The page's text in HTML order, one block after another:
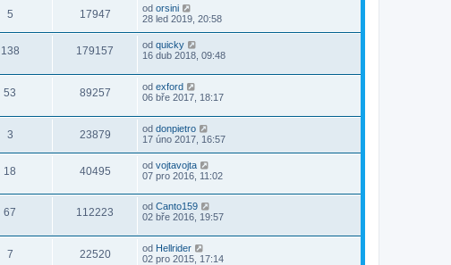
5 17947 od orsini
28 led 2019, 20:58
138 179157 od quicky
16 dub 2018, 09:48
53 89257 od exford
06 bře 2017, 18:17
3 23879 od donpietro
17 úno 2017, 16:57
18 40495 od vojtavojta
07 pro 2016, 11:02
67 112223 od Canto159
02 bře 2016, 19:57
7 22520 od Hellrider
02 pro 2015, 17:14